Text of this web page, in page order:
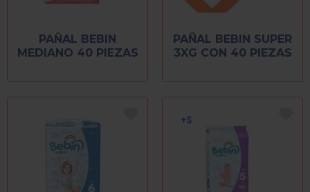
PAÑAL BEBIN
MEDIANO 40 PIEZAS
PAÑAL BEBIN SUPER
3XG CON 40 PIEZAS